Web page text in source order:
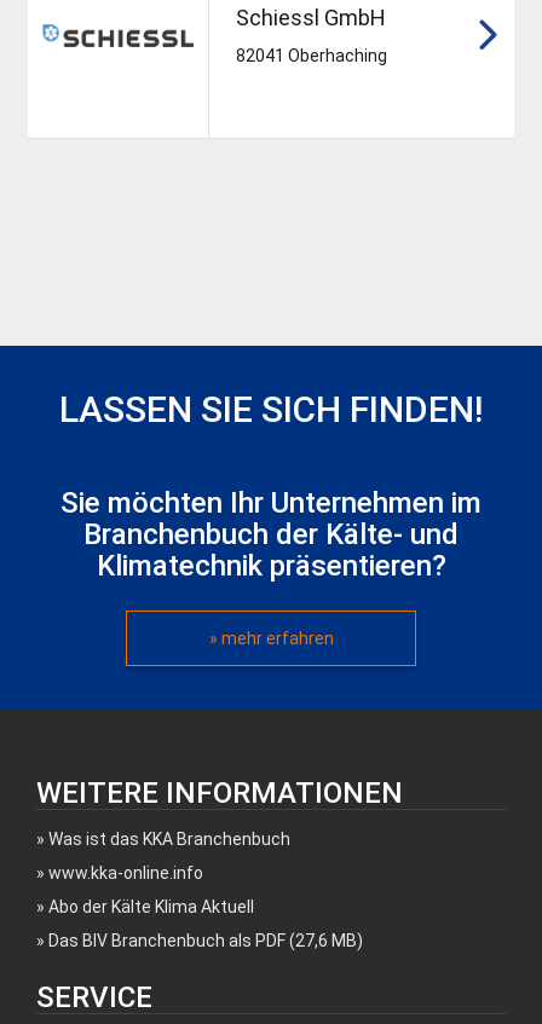
Schiessl GmbH
82041 Oberhaching
LASSEN SIE SICH FINDEN!
Sie möchten Ihr Unternehmen im
Branchenbuch der Kälte- und
Klimatechnik präsentieren?
» mehr erfahren
WEITERE INFORMATIONEN
Was ist das KKA Branchenbuch
www.kka-online.info
Abo der Kälte Klima Aktuell
Das BIV Branchenbuch als PDF (27,6 MB)
SERVICE